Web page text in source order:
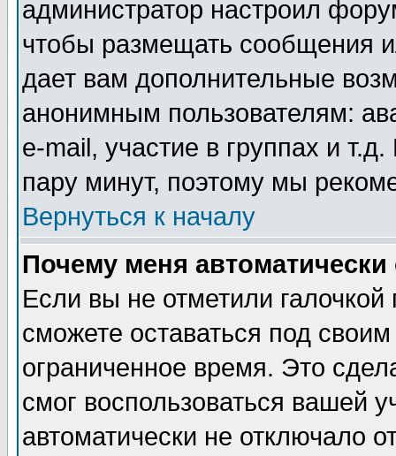
администратор настроил
чтобы размещать сообщения
дает вам дополнительные
анонимным пользователям:
e-mail, участие в группах и
пару минут, поэтому мы
Вернуться к началу
Почему меня автоматически
Если вы не отметили галочкой
сможете оставаться под
ограниченное время. Это
смог воспользоваться вашей
автоматически не отключало